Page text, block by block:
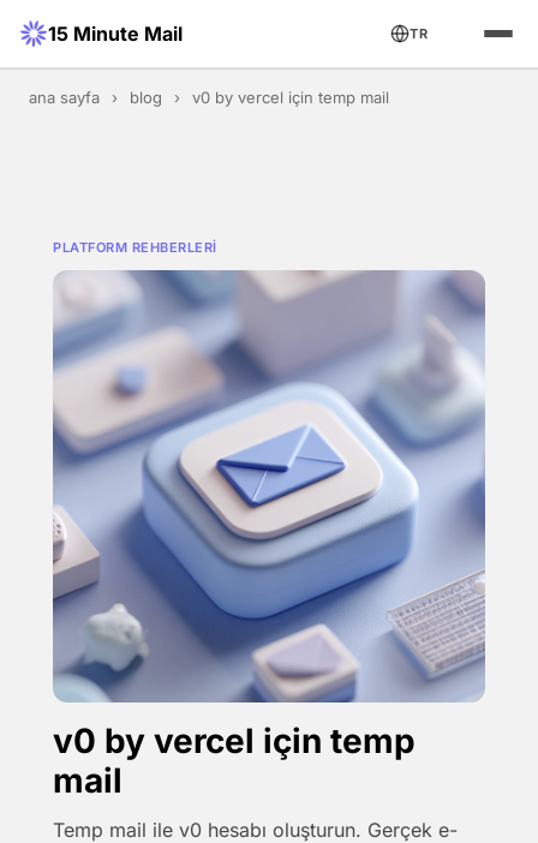
15 Minute Mail TR
ana sayfa › blog › v0 by vercel için temp mail
PLATFORM REHBERLERI
v0 by vercel için temp
mail
Temp mail ile v0 hesabı oluşturun. Gerçek e-